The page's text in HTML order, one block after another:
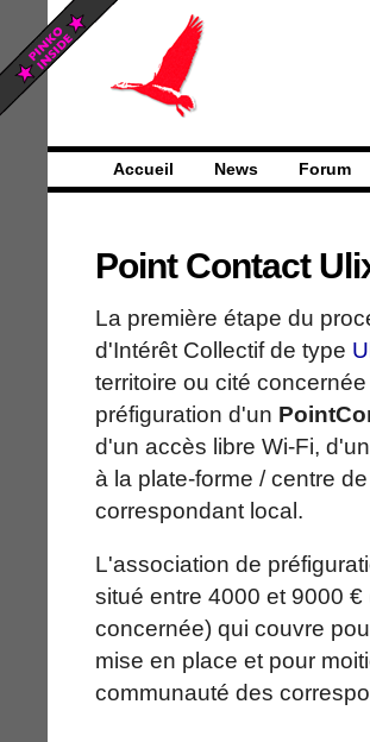
Accueil News Forum
Point Contact
La première étape du
d'Intérêt Collectif de type
territoire ou cité
préfiguration d'un
d'un accès libre Wi-Fi,
à la plate-forme / centre
correspondant local.
L'association de
situé entre 4000 et 9000
concernée) qui couvre
mise en place et pour
communauté des